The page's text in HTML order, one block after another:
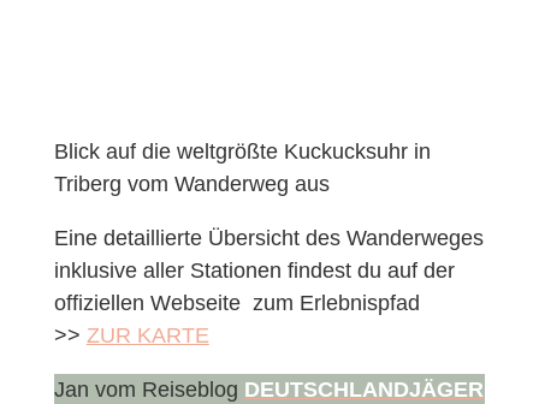
Blick auf die weltgrößte Kuckucksuhr in
Triberg vom Wanderweg aus
Eine detaillierte Übersicht des Wanderweges
inklusive aller Stationen findest du auf der
offiziellen Webseite zum Erlebnispfad
>> ZUR KARTE
Jan vom Reiseblog DEUTSCHLANDJÄGER